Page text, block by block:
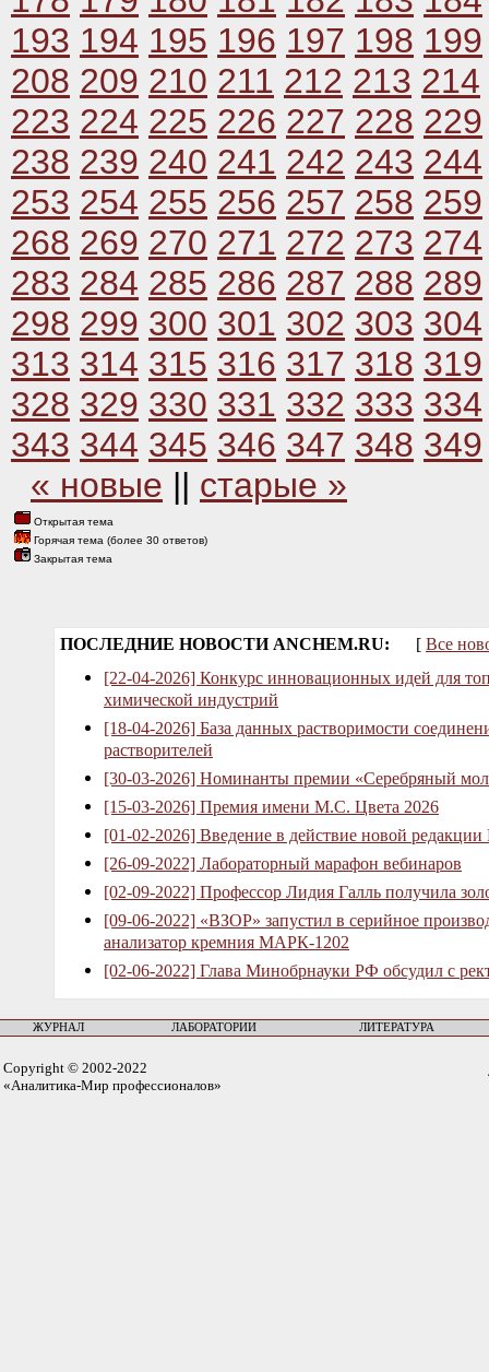
193 194 195 196 197 198 199
208 209 210 211 212 213 214
223 224 225 226 227 228 229
238 239 240 241 242 243 244
253 254 255 256 257 258 259
268 269 270 271 272 273 274
283 284 285 286 287 288 289
298 299 300 301 302 303 304
313 314 315 316 317 318 319
328 329 330 331 332 333 334
343 344 345 346 347 348 349
« новые || старые »
Открытая тема
Горячая тема (более 30 ответов)
Закрытая тема
ПОСЛЕДНИЕ НОВОСТИ ANCHEM.RU: [ Все
[22-04-2026] Конкурс инновационных идей для
химической индустрий
[18-04-2026] База данных растворимости
растворителей
[30-03-2026] Номинанты премии «Серебряный
[15-03-2026] Премия имени М.С. Цвета 2026
[01-02-2026] Введение в действие новой
[26-09-2022] Лабораторный марафон вебинаров
[02-09-2022] Профессор Лидия Галль получила
[09-06-2022] «ВЗОР» запустил в серийное
анализатор кремния МАРК-1202
[02-06-2022] Глава Минобрнауки РФ обсудил с
ЖУРНАЛ ЛАБОРАТОРИИ ЛИТЕРАТУРА
Copyright © 2002-2022
«Аналитика-Мир профессионалов»